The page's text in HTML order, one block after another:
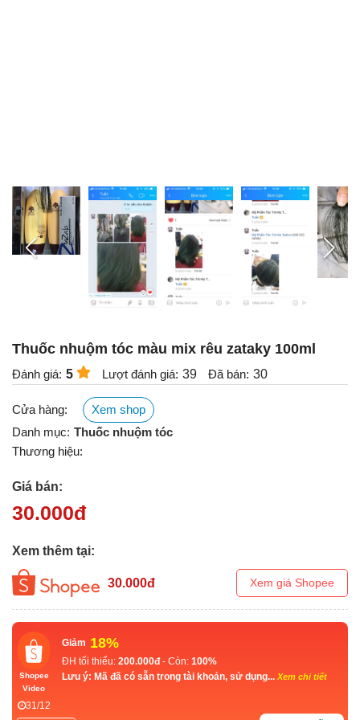
Thuốc nhuộm tóc màu mix rêu zataky 100ml
Đánh giá: 5 Lượt đánh giá: 39 Đã bán: 30
Cửa hàng:
Xem shop
Danh mục: Thuốc nhuộm tóc
Thương hiệu:
Giá bán:
30.000đ
Xem thêm tại:
30.000đ Xem giá Shopee
Shopee
Video
31/12
Giảm 18%
ĐH tối thiểu: 200.000đ - Còn: 100%
Lưu ý: Mã đã có sẵn trong tài khoản, sử dụng...Xem chi tiết